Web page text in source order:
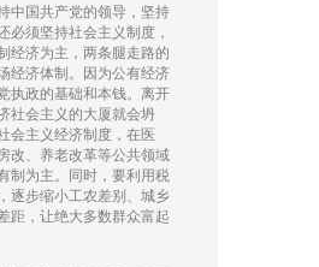
中国共产党的领导，坚持
必须坚持社会主义制度，
经济为主，两条腿走路的
经济体制。因为公有经济
执政的基础和本钱。离开
社会主义的大厦就会坍
会主义经济制度，在医
改、养老改革等公共领域
制为主。同时，要利用税
逐步缩小工农差别、城乡
距，让绝大多数群众富起